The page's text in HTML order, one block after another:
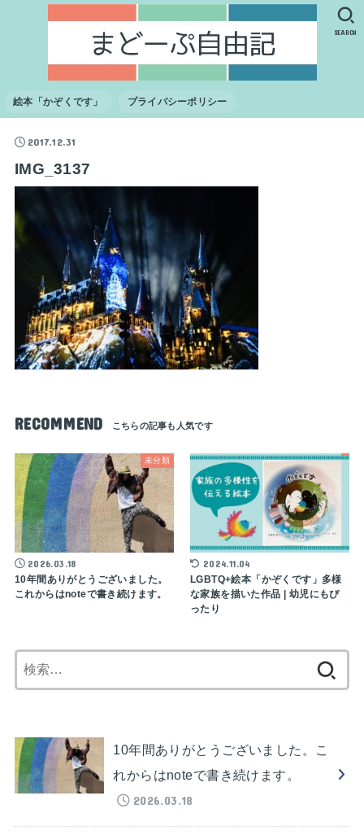
絵本「かぞくです」 プライバシーポリシー
SEARCH
2017.12.31
IMG_3137
RECOMMEND
未分類
2026.03.18
10年間ありがとうございました。
これからはnoteで書き続けます。
2024.11.04
LGBTQ+絵本「かぞくです」多様
な家族を描いた作品 | 幼児にもぴ
ったり
索:
10年間ありがとうございました。こ
れからはnoteで書き続けます。
2026.03.18